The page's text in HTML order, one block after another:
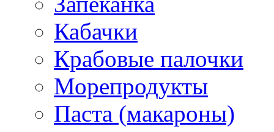
Кабачки
Крабовые палочки
Морепродукты
Паста (макароны)